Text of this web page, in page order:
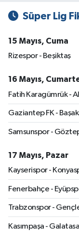
Süper Lig
15 Mayıs, Cuma
Rizespor - Beşiktaş
16 Mayıs,
Fatih Karagümrük -
Gaziantep FK -
Samsunspor -
17 Mayıs, Pazar
Kayserispor -
Fenerbahçe -
Trabzonspor -
Kasımpaşa -